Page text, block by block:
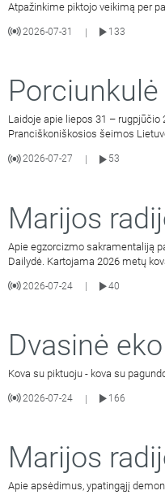
Atpažinkime piktojo veikimą per
2026-07-31 |
133
Porciunkulė
Laidoje apie liepos 31 – rugpjūčio
Pranciškoniškosios šeimos
2026-07-27
53
Marijos
Apie egzorcizmo sakramentaliją
Dailydė. Kartojama 2026 metų
2026-07-24
40
Dvasinė
Kova su piktuoju - kova su
2026-07-24 |
166
Marijos
Apie apsėdimus, ypatingąjį